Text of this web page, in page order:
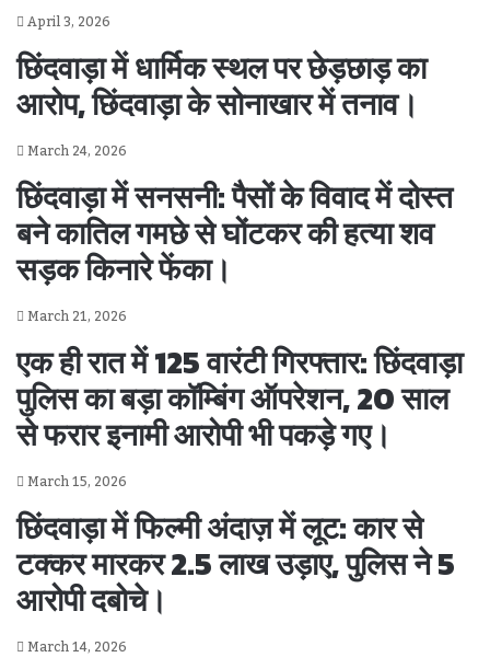
April 3, 2026
छिंदवाड़ा में धार्मिक स्थल पर छेड़छाड़ का
आरोप, छिंदवाड़ा के सोनाखार में तनाव।
March 24, 2026
छिंदवाड़ा में सनसनी: पैसों के विवाद में दोस्त
बने कातिल गमछे से घोंटकर की हत्या शव
सड़क किनारे फेंका।
March 21, 2026
एक ही रात में 125 वारंटी गिरफ्तार: छिंदवाड़ा
पुलिस का बड़ा कॉम्बिंग ऑपरेशन, 20 साल
से फरार इनामी आरोपी भी पकड़े गए।
March 15, 2026
छिंदवाड़ा में फिल्मी अंदाज़ में लूट: कार से
टक्कर मारकर 2.5 लाख उड़ाए, पुलिस ने 5
आरोपी दबोचे।
March 14, 2026